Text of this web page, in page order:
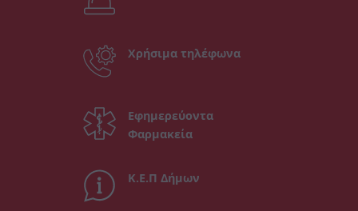
Χρήσιμα τηλέφωνα
Εφημερεύοντα
Φαρμακεία
Κ.Ε.Π Δήμων